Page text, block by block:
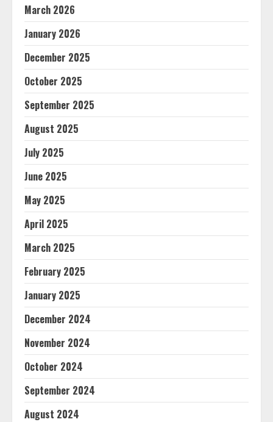
March 2026
January 2026
December 2025
October 2025
September 2025
August 2025
July 2025
June 2025
May 2025
April 2025
March 2025
February 2025
January 2025
December 2024
November 2024
October 2024
September 2024
August 2024